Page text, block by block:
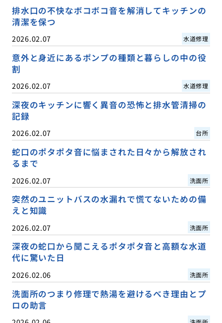
排水口の不快なボコボコ音を解消してキッチンの
清潔を保つ
2026.02.07 水道修理
意外と身近にあるポンプの種類と暮らしの中の役
割
2026.02.07 水道修理
深夜のキッチンに響く異音の恐怖と排水管清掃の
記録
2026.02.07 台所
蛇口のポタポタ音に悩まされた日々から解放され
るまで
2026.02.07 洗面所
突然のユニットバスの水漏れで慌てないための備
えと知識
2026.02.07 洗面所
深夜の蛇口から聞こえるポタポタ音と高額な水道
代に驚いた日
2026.02.06 洗面所
洗面所のつまり修理で熱湯を避けるべき理由とプ
ロの助言